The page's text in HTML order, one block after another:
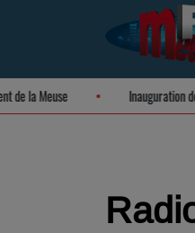
de la Meuse